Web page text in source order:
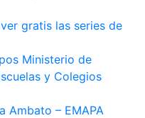
gratis las series de
Ministerio de
y Colegios
Ambato – EMAPA